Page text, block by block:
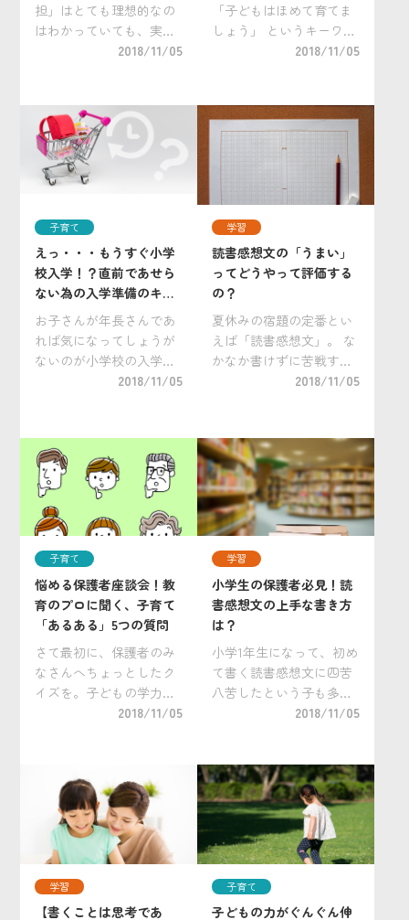
担」はとても理想的なの
はわかっていても、実際
に子どもたちに取り組ん
でも、少しがんばってお
手伝いを教え、習慣化さ
せるチャレンジをしてみ
ませんか？お手伝いには
家 […]
2018/11/05
「子どもはほめて育てま
しょう」 というキーワー
ドをよく耳にしますよ
番化しているのではない
でしょうか。 ママがよく
使うその言葉、実はNG？
2018/11/05
子育て
えっ・・・もうすぐ小学
校入学！？直前であせら
ない為の入学準備のキホ
ン！
お子さんが年長さんであ
れば気になってしょうが
ないのが小学校の入学準
備。子どもの入学のタイ
重要なターニングポイン
ト。 それに備えるために
は、入学までのスケジュ
ールや、入学時にかか
[…]
2018/11/05
学習
読書感想文の「うまい」
ってどうやって評価する
の？
夏休みの宿題の定番とい
えば「読書感想文」。 な
かなか書けずに苦戦する
子もいれば、上手に書い
想文は、いったい何を基
準に評価するのだろう
か。 青少年読書感想文全
国コンクールを主催す
[…]
2018/11/05
子育て
悩める保護者座談会！教
育のプロに聞く、子育て
「あるある」5つの質問
さて最初に、保護者のみ
なさんへちょっとしたク
イズを。子どもの学力を
伸ばすなら、時間を区切
ーーーーーーーーーー 子
育てにまつわる悩みはつ
きないもの。どの […]
2018/11/05
学習
小学生の保護者必見！読
書感想文の上手な書き方
は？
小学1年生になって、初め
て書く読書感想文に四苦
八苦したという子も多い
のではないだろうか。も
づいてしまうと、これか
ら毎年苦労することにな
るので要注意。ぜひとも1
年生のうちに、読書 […]
2018/11/05
学習
【書くことは思考であ
子育て
子どもの力がぐんぐん伸